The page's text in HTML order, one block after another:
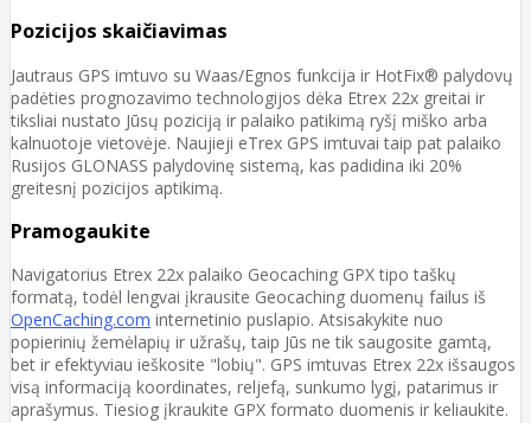
Pozicijos skaičiavimas
Jautraus GPS imtuvo su Waas/Egnos funkcija ir HotFix® palydovų
padėties prognozavimo technologijos dėka Etrex 22x greitai ir
tiksliai nustato Jūsų poziciją ir palaiko patikimą ryšį miško arba
kalnuotoje vietovėje. Naujieji eTrex GPS imtuvai taip pat palaiko
Rusijos GLONASS palydovinę sistemą, kas padidina iki 20%
greitesnį pozicijos aptikimą.
Pramogaukite
Navigatorius Etrex 22x palaiko Geocaching GPX tipo taškų
formatą, todėl lengvai įkrausite Geocaching duomenų failus iš
OpenCaching.com internetinio puslapio. Atsisakykite nuo
popierinių žemėlapių ir užrašų, taip Jūs ne tik saugosite gamtą,
bet ir efektyviau ieškosite "lobių". GPS imtuvas Etrex 22x išsaugos
visą informaciją koordinates, reljefą, sunkumo lygį, patarimus ir
aprašymus. Tiesiog įkraukite GPX formato duomenis ir keliaukite.